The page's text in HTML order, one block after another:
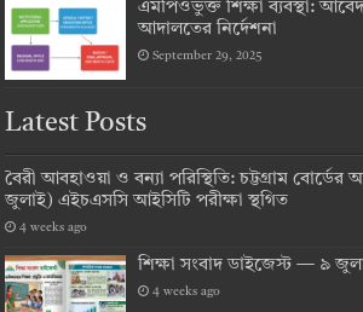
এমপিওভুক্ত শিক্ষা ব্যবস্থা:
আদালতের নির্দেশনা
September 29, 2025
Latest Posts
বৈরী আবহাওয়া ও বন্যা পরিস্থিতি: চট্টগ্রাম বোর্ডের
জুলাই) এইচএসসি আইসিটি পরীক্ষা স্থগিত
4 weeks ago
শিক্ষা সংবাদ ডাইজেস্ট — ৯
4 weeks ago